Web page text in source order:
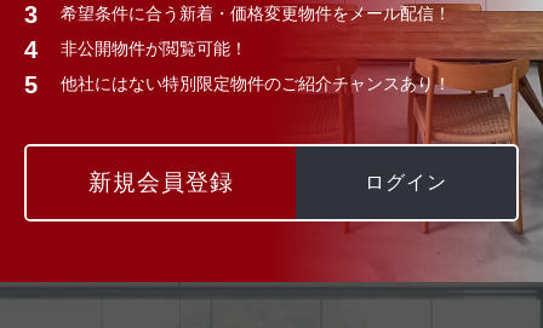
希望条件に合う新着・価格変更物件をメール配信！
非公開物件が閲覧可能！
他社にはない特別限定物件のご紹介チャンスあり！
新規会員登録 ログイン